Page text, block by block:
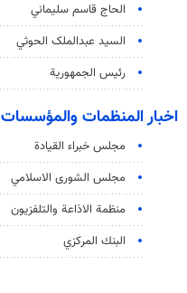
الحاج قاسم سليماني
السید عبدالملک الحوثي
رئيس الجمهورية
اخبار المنظمات والمؤسسات
مجلس خبراء القيادة
مجلس الشورى الاسلامي
منظمة الاذاعة والتلفزیون
البنك المركزي